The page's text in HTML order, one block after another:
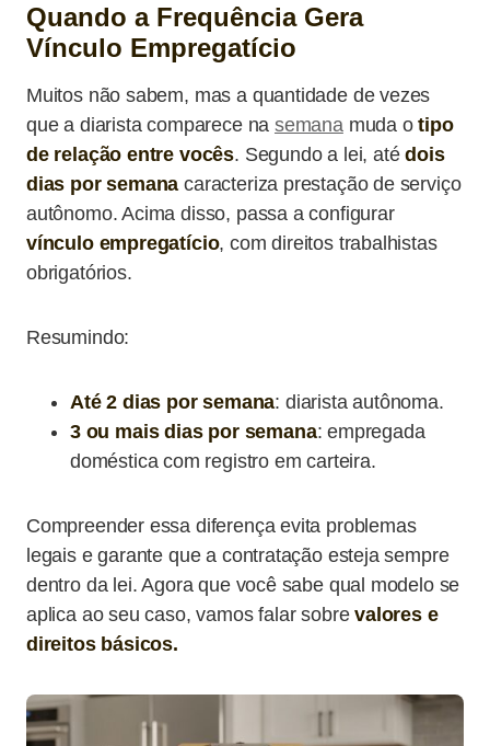
Quando a Frequência Gera
Vínculo Empregatício
Muitos não sabem, mas a quantidade de vezes
que a diarista comparece na semana muda otipo
de relação entre vocês. Segundo a lei, atédois
dias por semana caracteriza prestação de serviço
autônomo. Acima disso, passa a configurar
vínculo empregatício, com direitos trabalhistas
obrigatórios.
Resumindo:
Até 2 dias por semana: diarista autônoma.
3 ou mais dias por semana: empregada
doméstica com registro em carteira.
Compreender essa diferença evita problemas
legais e garante que a contratação esteja sempre
dentro da lei. Agora que você sabe qual modelo se
aplica ao seu caso, vamos falar sobrevalores e
direitos básicos.